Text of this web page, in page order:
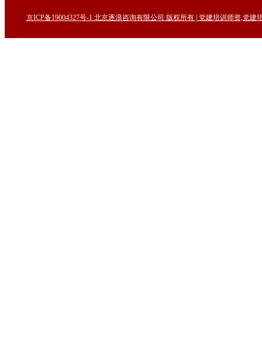
京ICP备19004327号-1 北京逐浪咨询有限公司 版权所有 | 党建培训师资,党